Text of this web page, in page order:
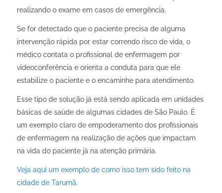
realizando o exame em casos de emergência.
Se for detectado que o paciente precisa de alguma
intervenção rápida por estar correndo risco de vida, o
médico contata o profissional de enfermagem por
videoconferência e orienta a conduta para que ele
estabilize o paciente e o encaminhe para atendimento.
Esse tipo de solução já está sendo aplicada em unidades
básicas de saúde de algumas cidades de São Paulo. É
um exemplo claro de empoderamento dos profissionais
de enfermagem na realização de ações que impactam
na vida do paciente já na atenção primária.
Veja aqui um exemplo de como isso tem sido feito na
cidade de Tarumã.